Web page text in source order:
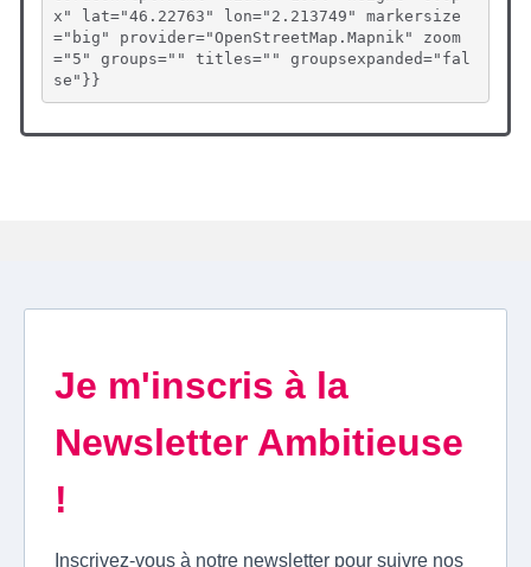
x" lat="46.22763" lon="2.213749" markersize
="big" provider="OpenStreetMap.Mapnik" zoom
="5" groups="" titles="" groupsexpanded="fal
se"}}